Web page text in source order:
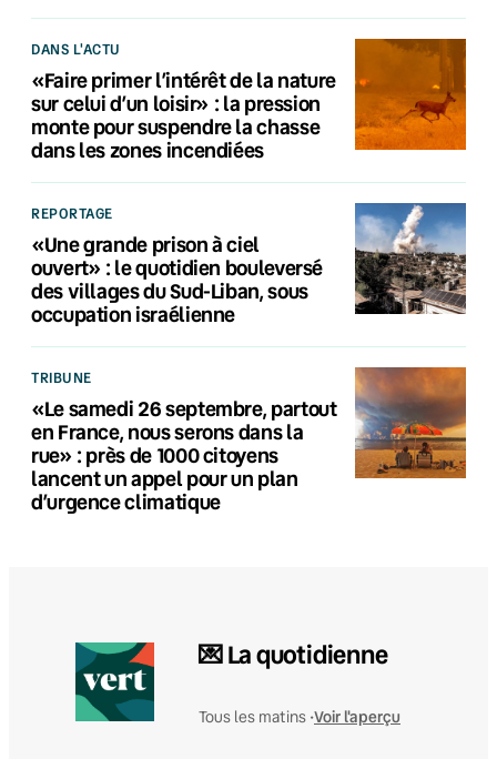
DANS L'ACTU
«Faire primer l’intérêt de la nature
sur celui d’un loisir» : la pression
monte pour suspendre la chasse
dans les zones incendiées
REPORTAGE
«Une grande prison à ciel
ouvert» : le quotidien bouleversé
des villages du Sud-Liban, sous
occupation israélienne
TRIBUNE
«Le samedi 26 septembre, partout
en France, nous serons dans la
rue» : près de 1000 citoyens
lancent un appel pour un plan
d’urgence climatique
💌 La quotidienne
Tous les matins •Voir l'aperçu